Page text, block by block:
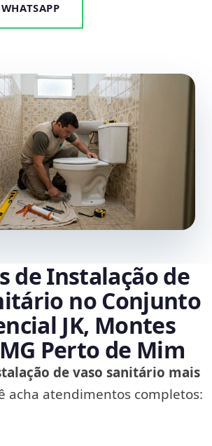
de Instalação de
no Conjunto
JK, Montes
Perto de Mim
de vaso sanitário mais
acha atendimentos completos: